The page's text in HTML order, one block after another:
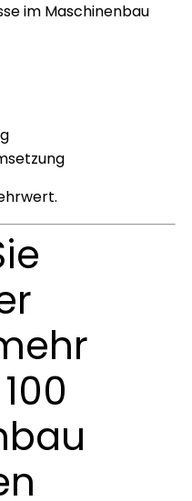
im Maschinenbau